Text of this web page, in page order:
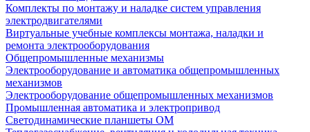
Комплекты по монтажу и наладке систем управления
электродвигателями
Виртуальные учебные комплексы монтажа, наладки и
ремонта электрооборудования
Общепромышленные механизмы
Электрооборудование и автоматика общепромышленных
механизмов
Электрооборудование общепромышленных механизмов
Промышленная автоматика и электропривод
Светодинамические планшеты ОМ